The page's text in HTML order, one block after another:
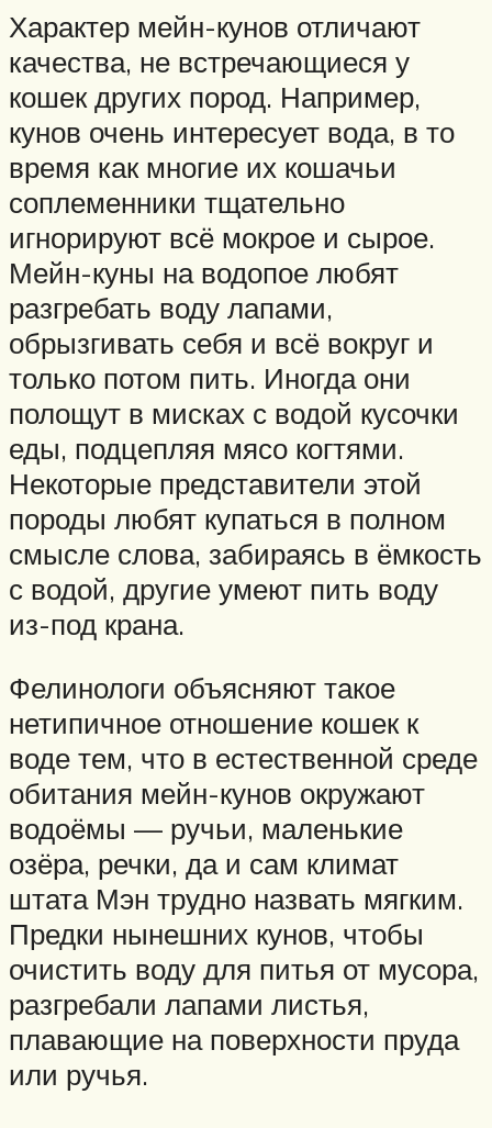
Характер мейн-кунов отличают
качества, не встречающиеся у
кошек других пород. Например,
кунов очень интересует вода, в то
время как многие их кошачьи
соплеменники тщательно
игнорируют всё мокрое и сырое.
Мейн-куны на водопое любят
разгребать воду лапами,
обрызгивать себя и всё вокруг и
только потом пить. Иногда они
полощут в мисках с водой кусочки
еды, подцепляя мясо когтями.
Некоторые представители этой
породы любят купаться в полном
смысле слова, забираясь в ёмкость
с водой, другие умеют пить воду
из-под крана.
Фелинологи объясняют такое
нетипичное отношение кошек к
воде тем, что в естественной среде
обитания мейн-кунов окружают
водоёмы — ручьи, маленькие
озёра, речки, да и сам климат
штата Мэн трудно назвать мягким.
Предки нынешних кунов, чтобы
очистить воду для питья от мусора,
разгребали лапами листья,
плавающие на поверхности пруда
или ручья.